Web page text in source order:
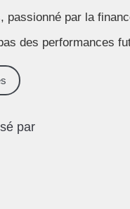
passionné par la
des performances
par